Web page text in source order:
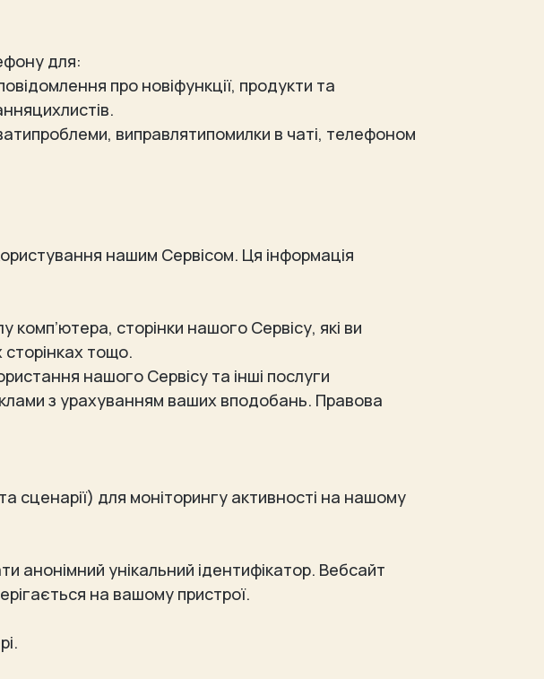
для:
про новіфункції, продукти та
виправлятипомилки в чаті, телефоном
нашим Сервісом. Ця інформація
сторінки нашого Сервісу, які ви
тощо.
нашого Сервісу та інші послуги
з урахуванням ваших вподобань. Правова
сценарії) для моніторингу активності на нашому
анонімний унікальний ідентифікатор. Вебсайт
на вашому пристрої.